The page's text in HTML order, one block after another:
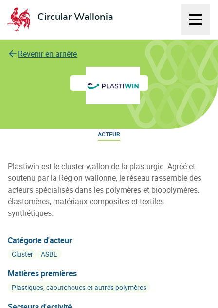
Circular Wallonia
L'économie circulaire
Revenir en arrière
Cluster Plastiwin
ACTEUR
Plastiwin est le cluster wallon de la plasturgie. Agréé et
soutenu par la Région wallonne, le réseau rassemble des
acteurs spécialisés dans les polymères et biopolymères,
élastomères, matériaux composites et textiles
synthétiques.
Catégorie d'acteur
Cluster ASBL
Matières premières
Plastiques, caoutchoucs et autres polymères